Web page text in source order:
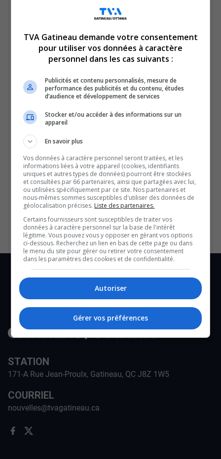
La région de la capitale nationale vit des heures de
grandes tensions depuis plusieurs jours maintenant.
D’un côté, des manifestants revendiquent la fin des
mesures sanitaires, alors que d’un autre, des gens se
sentent en quelque sorte, pris en otage.
Pour en parler, Vickie Hébert, psychologue.
SOUTENIR NOS MÉDIAS, C’EST PROTÉGER NOTRE
CULTURE ET NOTRE ÉCONOMIE
STATION
171-A Rue Jean-Proulx, Gatineau, QC J8Z 1W5
COURRIEL
nouvelles@tvagatineau.ca
TVA Gatineau demande votre consentement
pour utiliser vos données à caractère
personnel dans les cas suivants :
Publicités et contenu personnalisés, mesure de
performance des publicités et du contenu, études
d’audience et développement de services
Stocker et/ou accéder à des informations sur un
appareil
En savoir plus
Vos données à caractère personnel seront traitées, et les
informations liées à votre appareil (cookies, identifiants
uniques et autres types de données) pourront être stockées
et consultées par 66 partenaires, ainsi que partagées avec lui,
ou utilisées spécifiquement par ce site. Nos partenaires et
nous-mêmes sommes susceptibles d'utiliser des données de
géolocalisation précises. Liste des partenaires.
Certains fournisseurs sont susceptibles de traiter vos
données à caractère personnel sur la base de l'intérêt
légitime. Vous pouvez vous y opposer en gérant vos options
ci-dessous. Recherchez un lien en bas de cette page ou dans
le menu du site pour gérer ou retirer votre consentement
dans les paramètres des cookies et de confidentialité.
Autoriser
Gérer vos préférences